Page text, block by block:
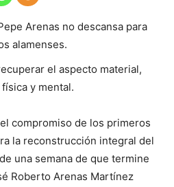
Arenas no descansa para
alamenses.
el aspecto material,
y mental.
compromiso de los primeros
la reconstrucción integral del
una semana de que termine
Roberto Arenas Martínez